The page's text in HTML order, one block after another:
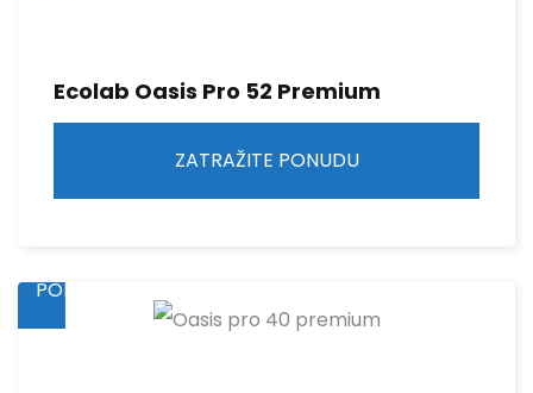
Ecolab Oasis Pro 52 Premium
ZATRAŽITE PONUDU
PONUDU